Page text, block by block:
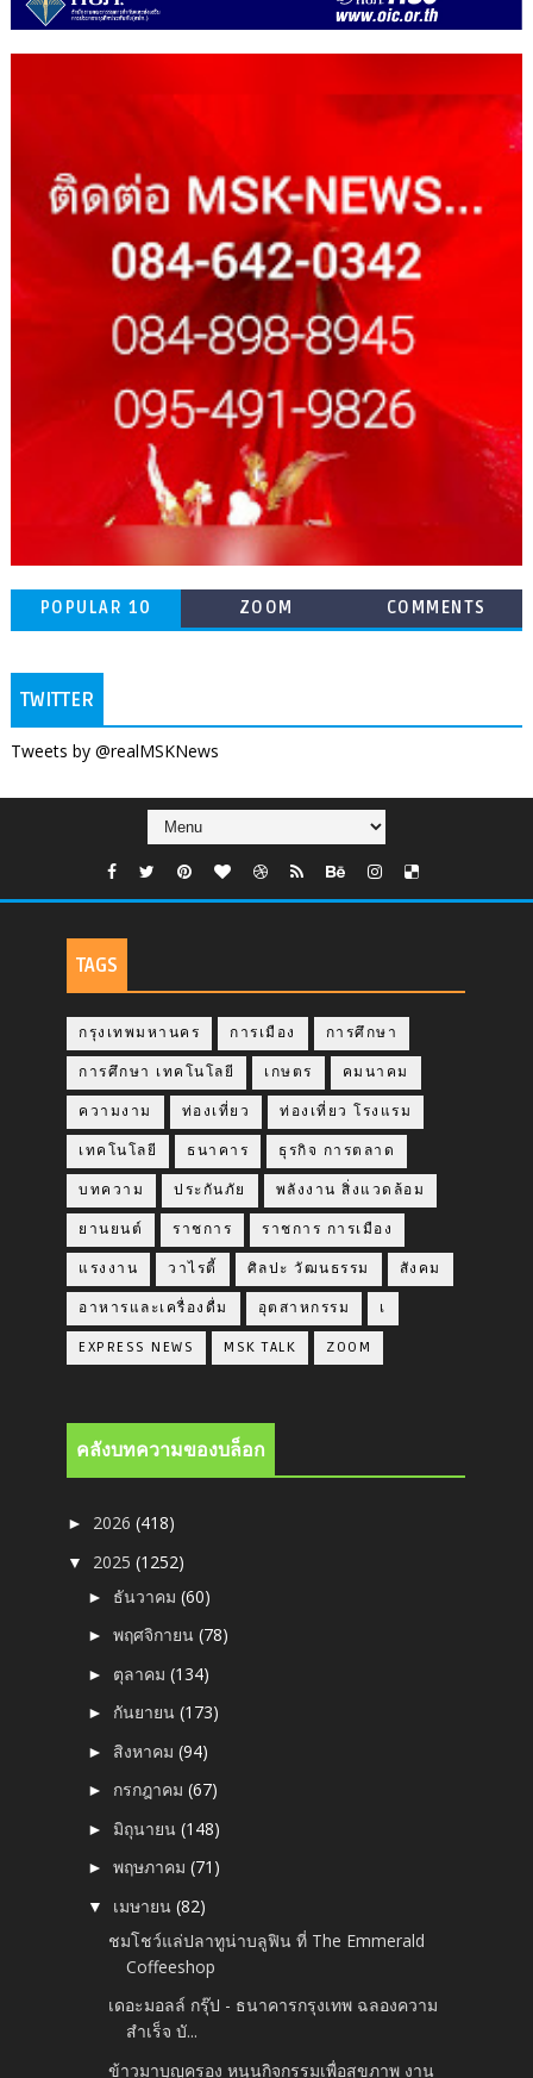
POPULAR 10 ZOOM COMMENTS
TWITTER
Tweets by @realMSKNews
TAGS
กรุงเทพมหานคร การเมือง การศึกษา
การศึกษา เทคโนโลยี เกษตร คมนาคม
ความงาม ท่องเที่ยว ท่องเที่ยว โรงแรม
เทคโนโลยี ธนาคาร ธุรกิจ การตลาด
บทความ ประกันภัย พลังงาน สิ่งแวดล้อม
ยานยนต์ ราชการ ราชการ การเมือง
แรงงาน วาไรตี้ ศิลปะ วัฒนธรรม สังคม
อาหารและเครื่องดื่ม อุตสาหกรรม เ
EXPRESS NEWS MSK TALK ZOOM
คลังบทความของบล็อก
► 2026(418)
▼ 2025(1252)
► ธันวาคม(60)
►พฤศจิกายน(78)
► ตุลาคม(134)
► กันยายน(173)
► สิงหาคม(94)
► กรกฎาคม(67)
► มิถุนายน(148)
►พฤษภาคม(71)
▼ เมษายน(82)
ชมโชว์แล่ปลาทูน่าบลูฟิน ที่ The Emmerald
Coffeeshop
เดอะมอลล์ กรุ๊ป - ธนาคารกรุงเทพ ฉลองความ
สำเร็จ บั...
ข้าวมาบุญครอง หนุนกิจกรรมเพื่อสุขภาพ งาน